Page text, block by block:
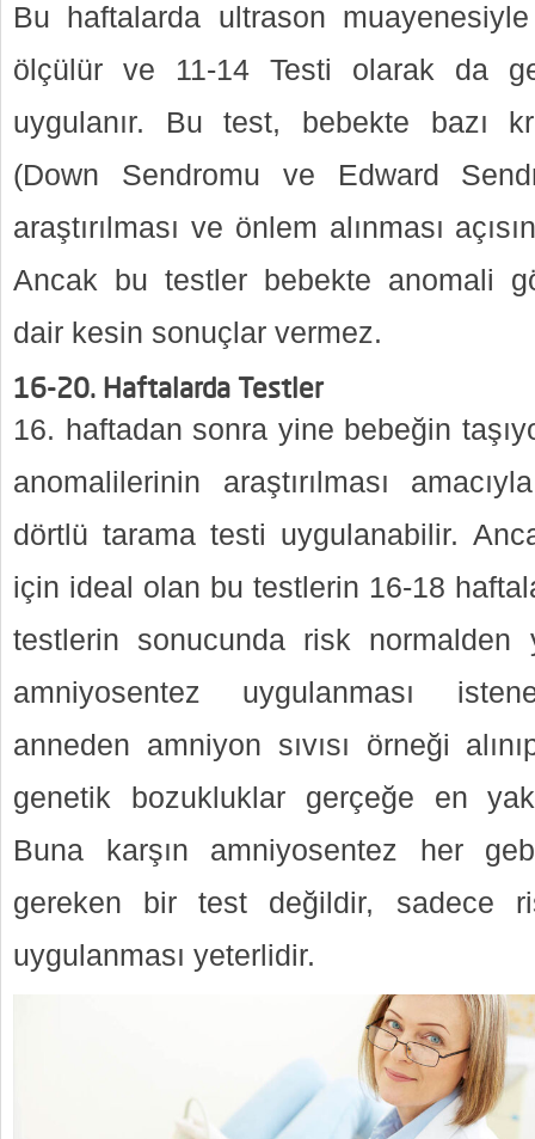
Bu haftalarda ultrason muayenesiyle
ölçülür ve 11-14 Testi olarak da
uygulanır. Bu test, bebekte bazı
(Down Sendromu ve Edward
araştırılması ve önlem alınması
Ancak bu testler bebekte anomali
dair kesin sonuçlar vermez.
16-20. Haftalarda Testler
haftadan sonra yine bebeğin
anomalilerinin araştırılması
dörtlü tarama testi uygulanabilir.
için ideal olan bu testlerin 16-18
testlerin sonucunda risk normalden
amniyosentez uygulanması
anneden amniyon sıvısı örneği
genetik bozukluklar gerçeğe en
Buna karşın amniyosentez her
gereken bir test değildir, sadece
uygulanması yeterlidir.